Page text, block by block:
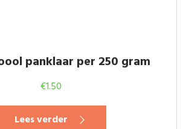
panklaar per 250 gram
€1.50
Lees verder